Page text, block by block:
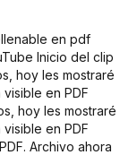
en pdf
Inicio del clip
hoy les mostraré
en PDF
hoy les mostraré
en PDF
Archivo ahora